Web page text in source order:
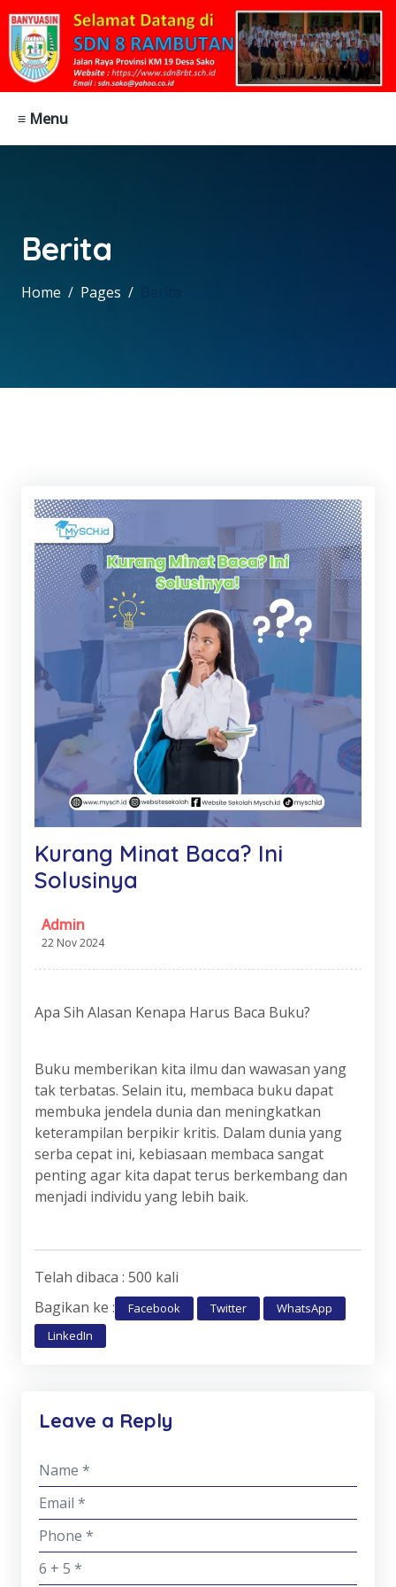
≡ Menu
Berita
Home Pages
Kurang Minat Baca? Ini
Solusinya
Admin
22 Nov 2024
Apa Sih Alasan Kenapa Harus Baca Buku?
Buku memberikan kita ilmu dan wawasan yang
tak terbatas. Selain itu, membaca buku dapat
membuka jendela dunia dan meningkatkan
keterampilan berpikir kritis. Dalam dunia yang
serba cepat ini, kebiasaan membaca sangat
penting agar kita dapat terus berkembang dan
menjadi individu yang lebih baik.
Telah dibaca : 500 kali
Bagikan ke :
Facebook Twitter
WhatsApp
LinkedIn
Leave a Reply